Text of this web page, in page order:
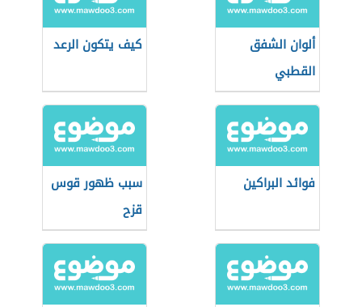
ألوان الشفق
القطبي
كيف يتكون الرعد
فوائد البراكين
سبب ظهور قوس
قزح